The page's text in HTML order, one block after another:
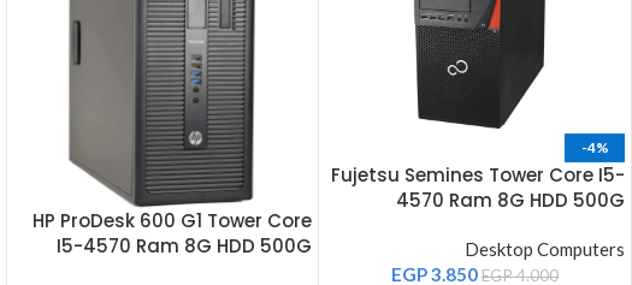
-4%
Fujetsu Semines Tower Core I5-
4570 Ram 8G HDD 500G
Desktop Computers
EGP4.000
EGP3.850
HP ProDesk 600 G1 Tower Core
I5-4570 Ram 8G HDD 500G